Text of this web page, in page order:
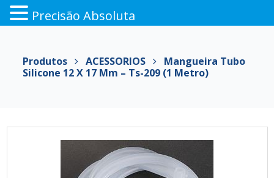
conteúdo
Produtos ACESSORIOS
Mangueira Tubo
Silicone 12 X 17 Mm – Ts-209 (1 Metro)
Precisão Absoluta